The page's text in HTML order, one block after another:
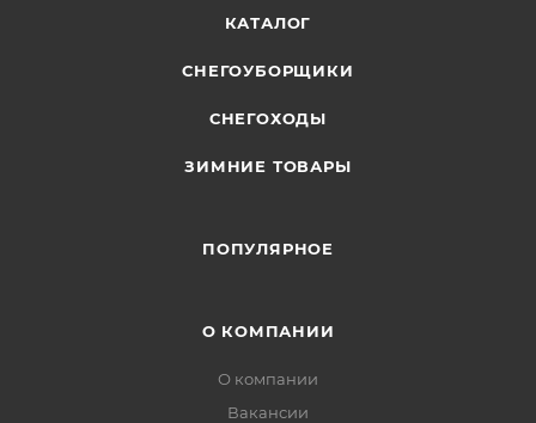
КАТАЛОГ
СНЕГОУБОРЩИКИ
СНЕГОХОДЫ
ЗИМНИЕ ТОВАРЫ
ПОПУЛЯРНОЕ
О КОМПАНИИ
О компании
Вакансии